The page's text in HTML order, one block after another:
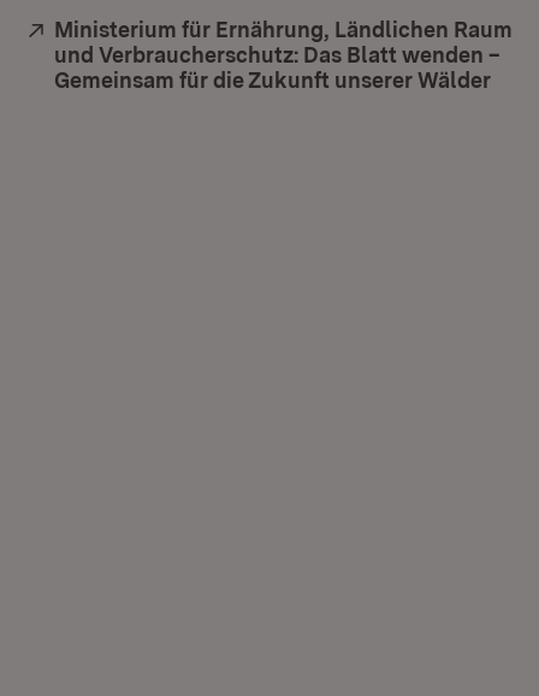
Extern:
Ministerium für Ernährung, Ländlichen Raum
und Verbraucherschutz: Das Blatt wenden –
Gemeinsam für die Zukunft unserer Wälder